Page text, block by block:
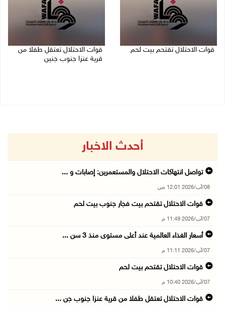
قوات الاحتلال تقتحم بيت لحم
قوات الاحتلال تعتقل طفلا من
قرية عنزا جنوب جنين
أحدث الاخبار
تواصل انتهاكات الاحتلال والمستعمرين: إصابات و ...
08/آب/2026 12:01 ص
قوات الاحتلال تقتحم بيت فجار جنوب بيت لحم
07/آب/2026 11:49 م
أسعار الغذاء العالمية عند أعلى مستوى منذ 3 سن ...
07/آب/2026 11:11 م
قوات الاحتلال تقتحم بيت لحم
07/آب/2026 10:40 م
قوات الاحتلال تعتقل طفلا من قرية عنزا جنوب جن ...